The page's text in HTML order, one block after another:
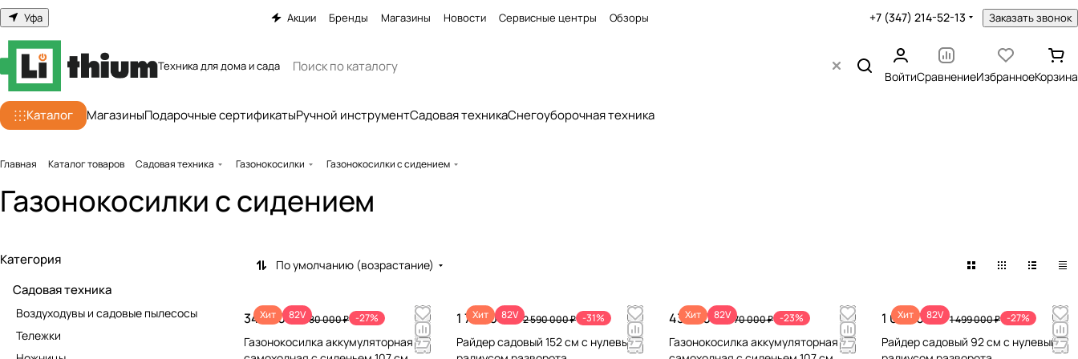
Уфа Акции Бренды Магазины Новости Сервисные центры Обзоры +7 (347) 214-52-13 Заказать звонок
Техника для дома и сада
ВойтиСравнениеИзбранноеКорзина
Каталог МагазиныПодарочные сертификатыРучной инструментСадовая техникаСнегоуборочная техника
Главная Каталог товаров Садовая техника Газонокосилки Газонокосилки с сидением
Газонокосилки с сидением
По умолчанию (возрастание)
Хит 82V
349 000 ₽480 000 ₽ -27%
Газонокосилка аккумуляторная
Хит 82V
1 790 000 ₽2 590 000 ₽ -31%
Райдер садовый 152 см с нулевым
Хит 82V
439 000 ₽570 000 ₽ -23%
Газонокосилка аккумуляторная
Хит 82V
1 090 000 ₽1 499 000 ₽ -27%
Райдер садовый 92 см с нулевым
Категория
Садовая техника
Воздуходувы и садовые пылесосы
Тележки